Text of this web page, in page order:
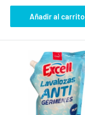
venta
Añadir al carrito